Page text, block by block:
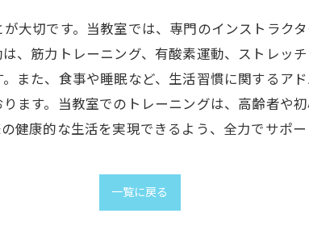
大切です。当教室では、専門のインストラク
、筋力トレーニング、有酸素運動、ストレッ
また、食事や睡眠など、生活習慣に関するア
ます。当教室でのトレーニングは、高齢者や
健康的な生活を実現できるよう、全力でサポー
一覧に戻る